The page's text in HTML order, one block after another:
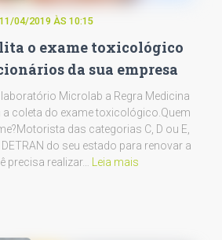
11/04/2019 ÀS 10:15
o exame toxicológico
da sua empresa
Microlab a Regra Medicina
coleta do exame toxicológico.Quem
das categorias C, D ou E,
do seu estado para renovar a
precisa realizar…
Leia mais